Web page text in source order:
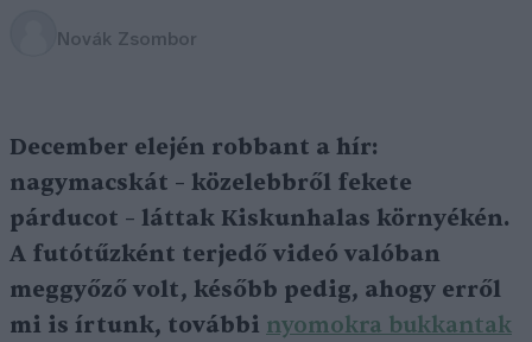
Novák Zsombor
December elején robbant a hír:
nagymacskát – közelebbről fekete
párducot – láttak Kiskunhalas környékén.
A futótűzként terjedő videó valóban
meggyőző volt, később pedig, ahogy erről
mi is írtunk, további nyomokra bukkantak